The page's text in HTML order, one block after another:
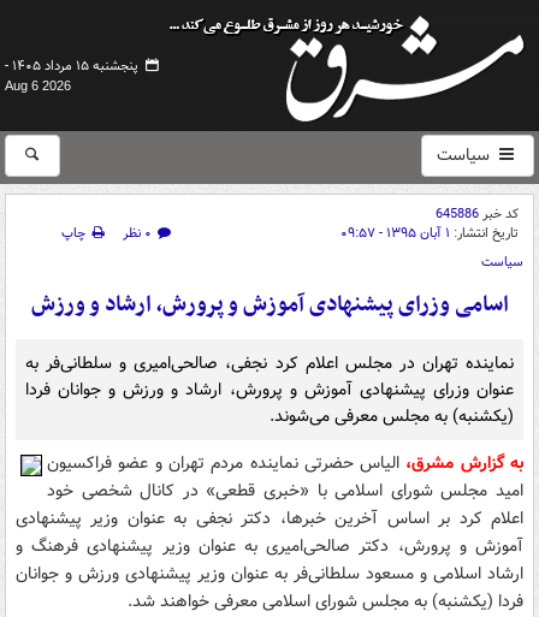
پنجشنبه ۱۵ مرداد ۱۴۰۵ -
Aug 6 2026
سیاست
کد خبر645886
تاریخ انتشار: ۱ آبان ۱۳۹۵ - ۰۹:۵۷ ۰ نظر
چاپ
سیاست
اسامی وزرای پیشنهادی آموزش و پرورش، ارشاد و ورزش
نماینده تهران در مجلس اعلام کرد نجفی، صالحی‌امیری و سلطانی‌فر به
عنوان وزرای پیشنهادی آموزش و پرورش، ارشاد و ورزش و جوانان فردا
(یکشنبه) به مجلس معرفی می‌شوند.
به گزارش مشرق، الیاس حضرتی نماینده مردم تهران و عضو فراکسیون
امید مجلس شورای اسلامی با «خبری قطعی» در کانال شخصی خود
اعلام کرد بر اساس آخرین خبرها، دکتر نجفى به عنوان وزیر پیشنهادی
آموزش و پرورش، دکتر صالحى‌امیرى به عنوان وزیر پیشنهادی فرهنگ و
ارشاد اسلامى و مسعود سلطانى‌فر به عنوان وزیر پیشنهادی ورزش و جوانان
فردا (یکشنبه) به مجلس شورای اسلامی معرفى خواهند شد.